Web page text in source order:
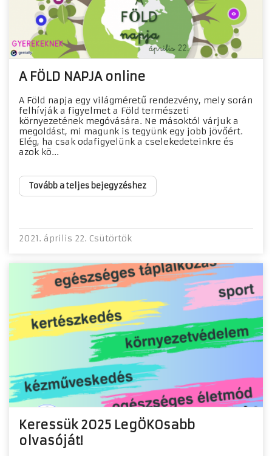
A FÖLD NAPJA online
A Föld napja egy világméretű rendezvény, mely során
felhívják a figyelmet a Föld természeti
környezetének megóvására. Ne másoktól várjuk a
megoldást, mi magunk is tegyünk egy jobb jövőért.
Elég, ha csak odafigyelünk a cselekedeteinkre és
azok kö...
Tovább a teljes bejegyzéshez
2021. április 22. Csütörtök
Keressük 2025 LegÖKOsabb
olvasóját!